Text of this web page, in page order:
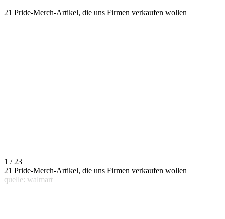
21 Pride-Merch-Artikel, die uns Firmen verkaufen wollen
1 / 23
21 Pride-Merch-Artikel, die uns Firmen verkaufen wollen
quelle: walmart